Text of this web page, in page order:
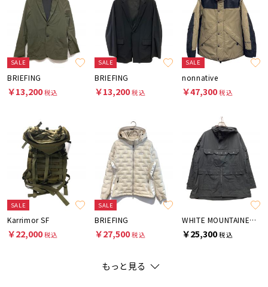
SALE
BRIEFING
￥13,200税込
SALE
BRIEFING
￥13,200税込
SALE
nonnative
￥47,300税込
SALE
Karrimor SF
￥22,000税込
SALE
BRIEFING
￥27,500税込
WHITE MOUNTAINEERING
￥25,300税込
もっと見る